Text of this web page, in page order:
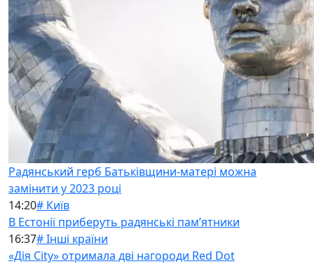
Радянський герб Батьківщини-матері можна
замінити у 2023 році
14:20# Київ
В Естонії приберуть радянські памʼятники
16:37# Інші країни
«Дія City» отримала дві нагороди Red Dot